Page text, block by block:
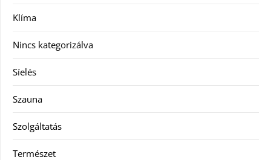
Klíma
Nincs kategorizálva
Síelés
Szauna
Szolgáltatás
Természet